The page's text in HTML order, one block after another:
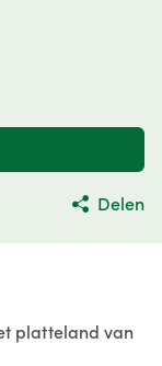
Delen
platteland van